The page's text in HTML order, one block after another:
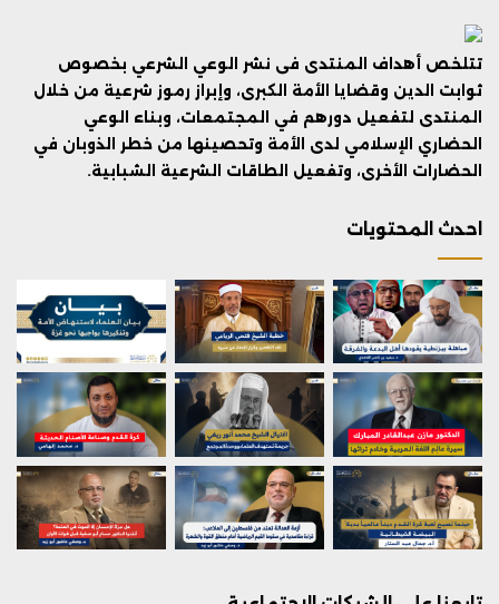
تتلخص أهداف المنتدى فى نشر الوعي الشرعي بخصوص
ثوابت الدين وقضايا الأمة الكبرى، وإبراز رموز شرعية من خلال
المنتدى لتفعيل دورهم في المجتمعات، وبناء الوعي
الحضاري الإسلامي لدى الأمة وتحصينها من خطر الذوبان في
الحضارات الأخرى، وتفعيل الطاقات الشرعية الشبابية.
احدث المحتويات